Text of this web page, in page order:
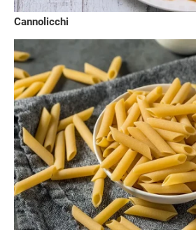
Cannolicchi